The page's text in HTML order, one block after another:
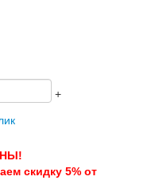
+
скидку 5% от